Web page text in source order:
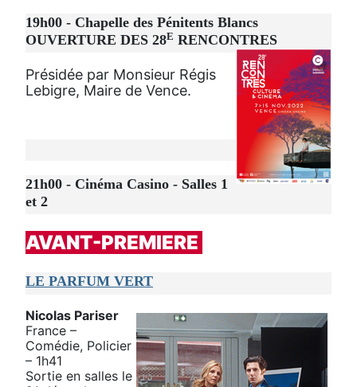
19h00 - Chapelle des Pénitents Blancs
OUVERTURE DES 28E RENCONTRES
Présidée par Monsieur Régis
Lebigre, Maire de Vence.
21h00 - Cinéma Casino - Salles 1
et 2
AVANT-PREMIERE
LE PARFUM VERT
Nicolas Pariser
France –
Comédie, Policier
– 1h41
Sortie en salles le